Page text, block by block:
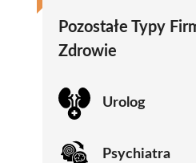
Pozostałe Typy
Zdrowie
Urolog
Psychiatra